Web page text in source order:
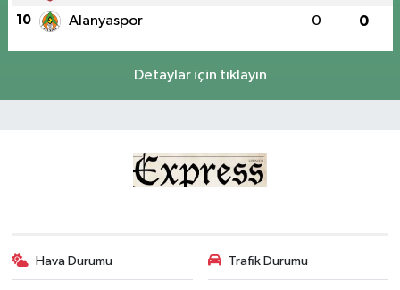
10 Alanyaspor 0 0
Detaylar için tıklayın
Hava Durumu Trafik Durumu